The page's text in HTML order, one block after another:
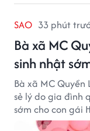
SAO 33 phút
Bà xã MC
sinh nhật
Bà xã MC
sẻ lý do gia đình
sớm cho con gái
người hâm mộ.